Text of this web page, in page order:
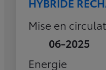
Mise en
06-2025
Energie